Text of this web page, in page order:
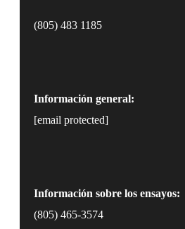
(805) 483 1185
Información general:
[email protected]
Información sobre los ensayos:
(805) 465-3574